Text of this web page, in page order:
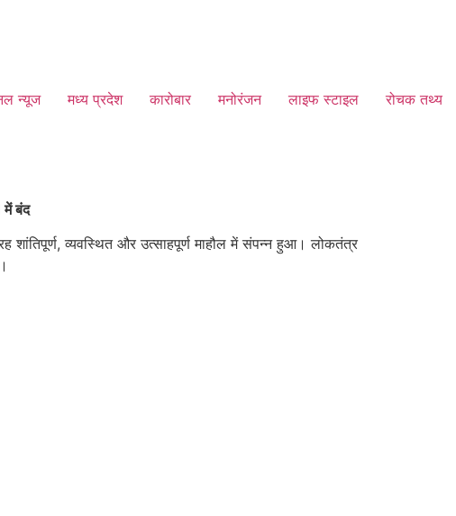
न्यूज मध्य प्रदेश कारोबार मनोरंजन लाइफ स्टाइल रोचक तथ्य
में बंद
व्यवस्थित और उत्साहपूर्ण माहौल में संपन्न हुआ। लोकतंत्र